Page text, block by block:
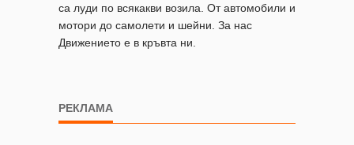
са луди по всякакви возила. От автомобили и
мотори до самолети и шейни. За нас
Движението е в кръвта ни.
РЕКЛАМА